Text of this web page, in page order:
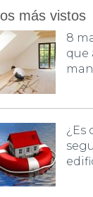
más vistos
8
que
¿Es